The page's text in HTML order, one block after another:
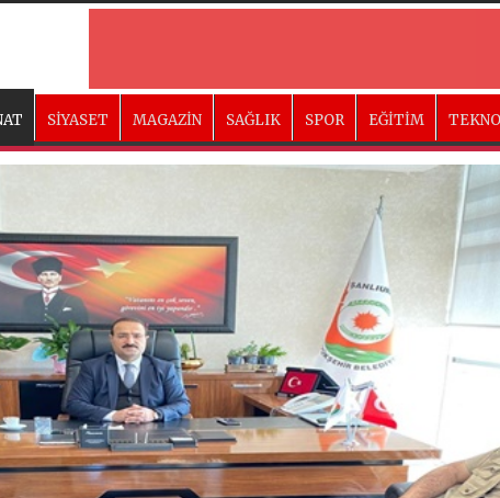
SİYASET MAGAZİN SAĞLIK SPOR EĞİTİM